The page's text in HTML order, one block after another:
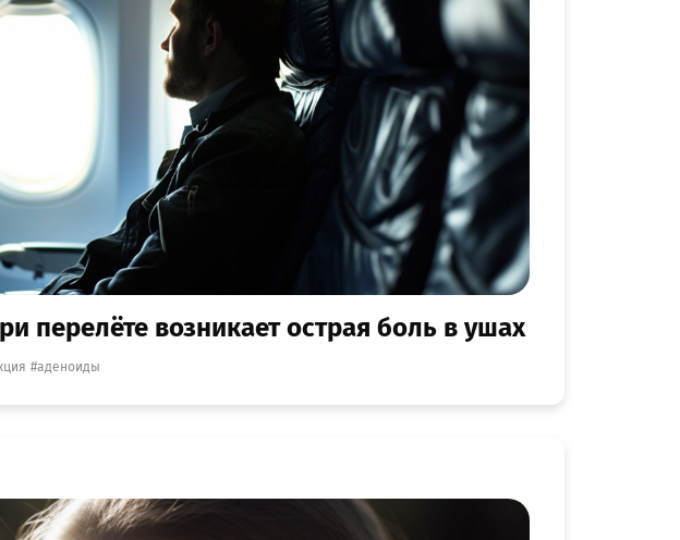
перелёте возникает острая боль в ушах
аденоиды